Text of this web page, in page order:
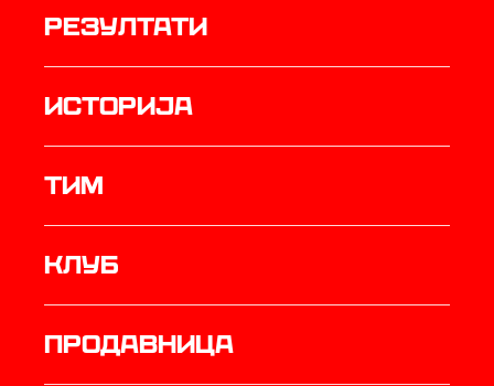
резултати
историја
ТИМ
Клуб
продавница